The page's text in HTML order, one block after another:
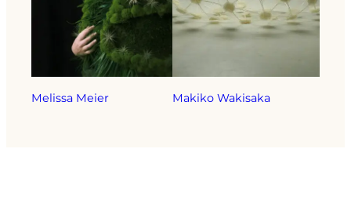
Melissa Meier Makiko Wakisaka